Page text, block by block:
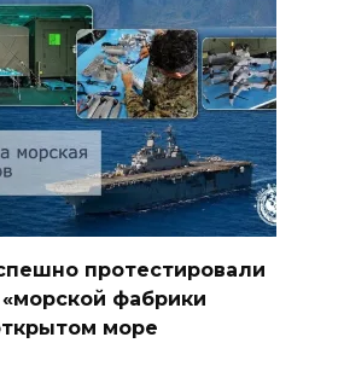
протестировали
фабрики
море